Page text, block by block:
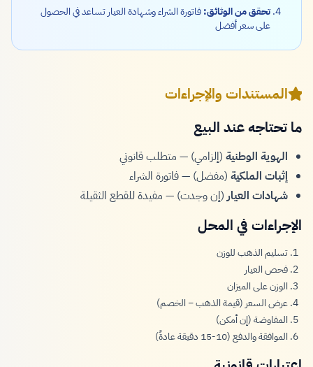
تحقق من الوثائق:فاتورة الشراء وشهادة العيار تساعد في الحصول
على سعر أفضل
المستندات والإجراءات
ما تحتاجه عند البيع
الهوية الوطنية (إلزامي) — متطلب قانوني
إثبات الملكية (مفضل) — فاتورة الشراء
شهادات العيار(إن وجدت) — مفيدة للقطع الثقيلة
الإجراءات في المحل
تسليم الذهب للوزن
فحص العيار
الوزن على الميزان
عرض السعر (قيمة الذهب − الخصم)
المفاوضة (إن أمكن)
الموافقة والدفع (10-15 دقيقة عادةً)